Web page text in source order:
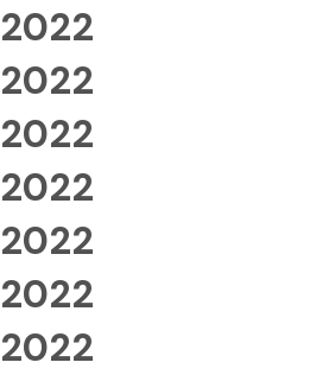
2022
2022
2022
2022
2022
2022
2022